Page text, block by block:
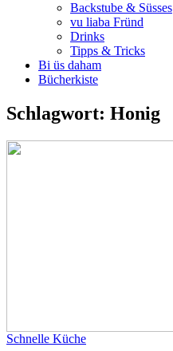
Backstube & Süsses
vu liaba Fründ
Drinks
Tipps & Tricks
Bi üs daham
Bücherkiste
Schlagwort: Honig
Schnelle Küche